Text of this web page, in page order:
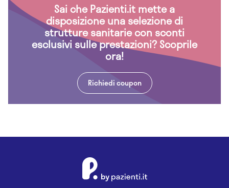
Sai che Pazienti.it mette a
disposizione una selezione di
strutture sanitarie con sconti
esclusivi sulle prestazioni? Scoprile
ora!
Richiedi coupon